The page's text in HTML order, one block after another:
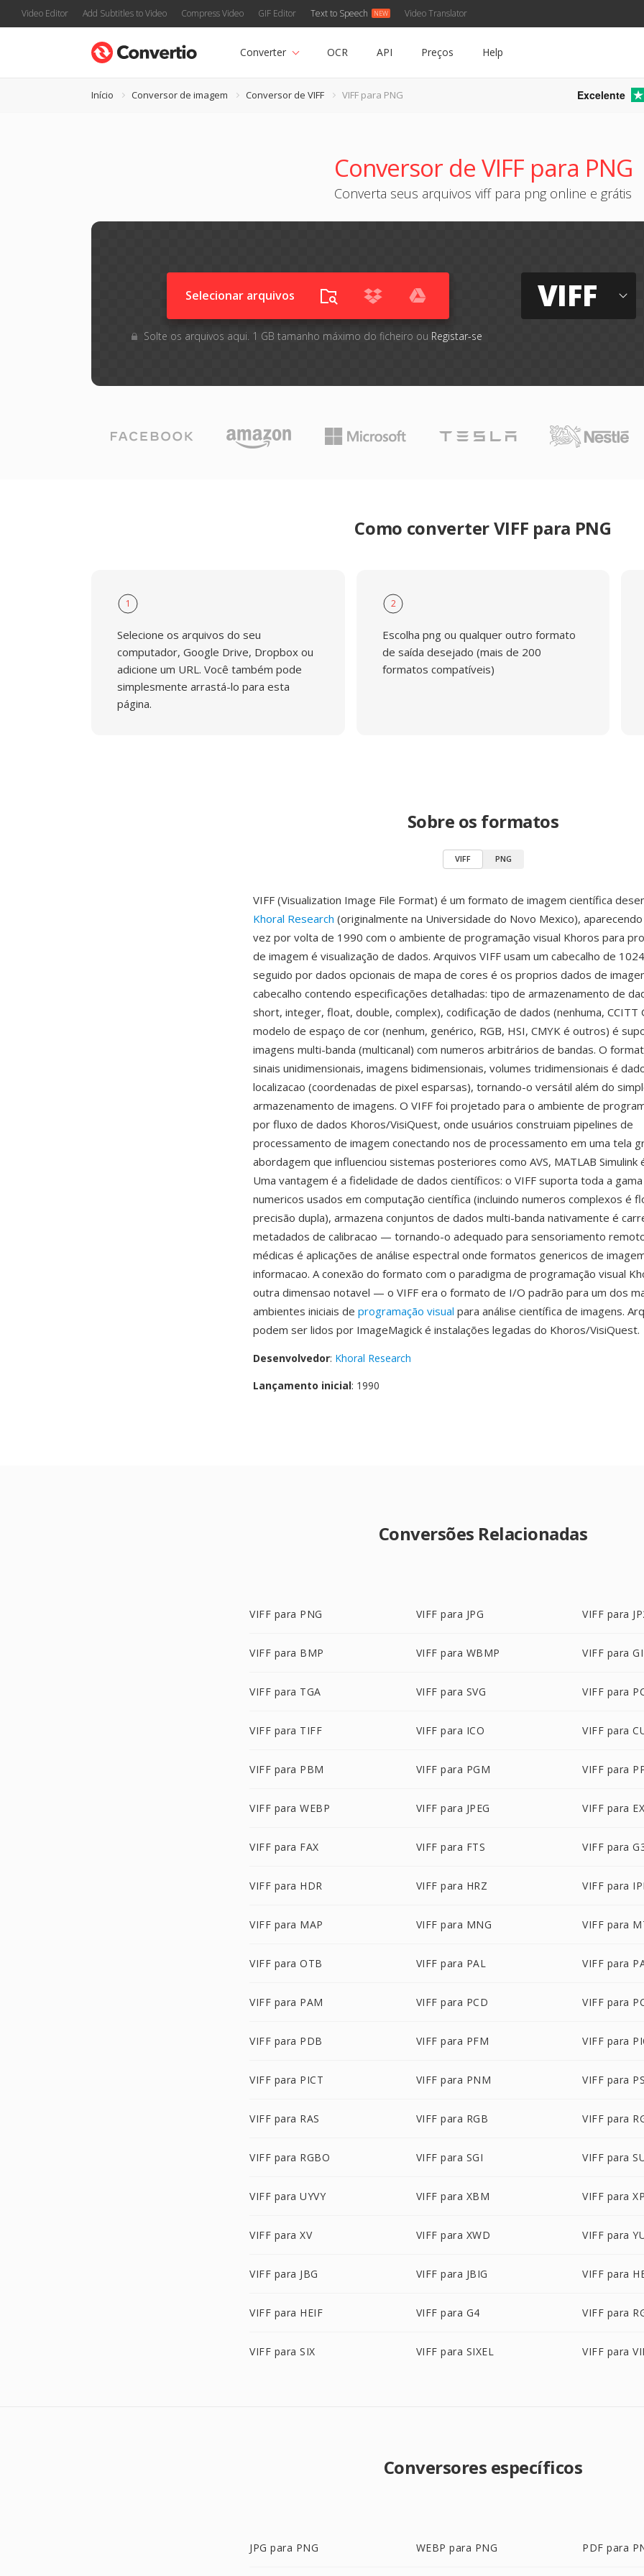
Video Editor Add Subtitles to Video Compress Video GIF Editor Text to Speech Video Translator
Converter OCR API Preços Help
Início Conversor de imagem Conversor de VIFF VIFF para PNG Excelente
Conversor de VIFF para PNG
Converta seus arquivos viff para png online e grátis
Selecionar arquivos
Solte os arquivos aqui. 1 GB tamanho máximo do ficheiro ou Registar-se
VIFF
Como converter VIFF para PNG
1
Selecione os arquivos do seu
computador, Google Drive, Dropbox ou
adicione um URL. Você também pode
simplesmente arrastá-lo para esta
página.
2
Escolha png ou qualquer outro formato
de saída desejado (mais de 200
formatos compatíveis)
Sobre os formatos
VIFF PNG
VIFF (Visualization Image File Format) é um formato de imagem científica
Khoral Research (originalmente na Universidade do Novo Mexico),
vez por volta de 1990 com o ambiente de programação visual Khoros para
de imagem é visualização de dados. Arquivos VIFF usam um cabecalho de
seguido por dados opcionais de mapa de cores é os proprios dados de
cabecalho contendo especificações detalhadas: tipo de armazenamento de
short, integer, float, double, complex), codificação de dados (nenhuma, CCITT
modelo de espaço de cor (nenhum, genérico, RGB, HSI, CMYK é outros) é
imagens multi-banda (multicanal) com numeros arbitrários de bandas. O
sinais unidimensionais, imagens bidimensionais, volumes tridimensionais é
localizacao (coordenadas de pixel esparsas), tornando-o versátil além do
armazenamento de imagens. O VIFF foi projetado para o ambiente de
por fluxo de dados Khoros/VisiQuest, onde usuários construiam pipelines de
processamento de imagem conectando nos de processamento em uma tela
abordagem que influenciou sistemas posteriores como AVS, MATLAB Simulink
Uma vantagem é a fidelidade de dados científicos: o VIFF suporta toda a
numericos usados em computação científica (incluindo numeros complexos é
precisão dupla), armazena conjuntos de dados multi-banda nativamente é
metadados de calibracao — tornando-o adequado para sensoriamento
médicas é aplicações de análise espectral onde formatos genericos de
informacao. A conexão do formato com o paradigma de programação visual
outra dimensao notavel — o VIFF era o formato de I/O padrão para um dos
ambientes iniciais de programação visual para análise científica de imagens.
podem ser lidos por ImageMagick é instalações legadas do Khoros/VisiQuest.
Desenvolvedor: Khoral Research
Lançamento inicial: 1990
Conversões Relacionadas
VIFF para PNG VIFF para JPG VIFF para
VIFF para BMP VIFF para WBMP VIFF para
VIFF para TGA VIFF para SVG VIFF para
VIFF para TIFF VIFF para ICO VIFF para
VIFF para PBM VIFF para PGM VIFF para
VIFF para WEBP VIFF para JPEG VIFF para
VIFF para FAX VIFF para FTS VIFF para
VIFF para HDR VIFF para HRZ VIFF para
VIFF para MAP VIFF para MNG VIFF para
VIFF para OTB VIFF para PAL VIFF para
VIFF para PAM VIFF para PCD VIFF para
VIFF para PDB VIFF para PFM VIFF para
VIFF para PICT VIFF para PNM VIFF para
VIFF para RAS VIFF para RGB VIFF para
VIFF para RGBO VIFF para SGI VIFF para
VIFF para UYVY VIFF para XBM VIFF para
VIFF para XV VIFF para XWD VIFF para
VIFF para JBG VIFF para JBIG VIFF para
VIFF para HEIF VIFF para G4 VIFF para
VIFF para SIX VIFF para SIXEL VIFF para
Conversores específicos
JPG para PNG WEBP para PNG PDF para